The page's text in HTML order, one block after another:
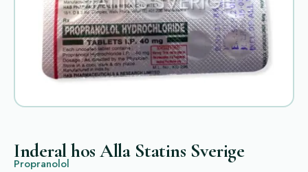
Inderal hos Alla Statins Sverige
Propranolol